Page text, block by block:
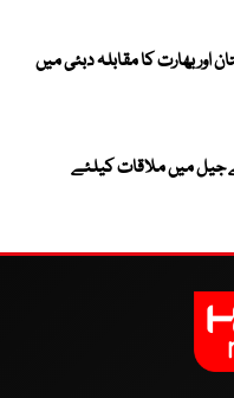
کپ 2026، پاکستان اور بھارت کا مقابلہ دبئی میں
جیل میں ملاقات کیلئے